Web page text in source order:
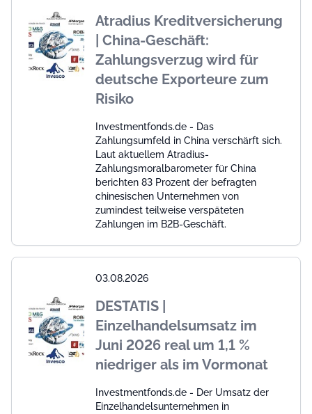
Atradius Kreditversicherung
| China-Geschäft:
Zahlungsverzug wird für
deutsche Exporteure zum
Risiko
Investmentfonds.de - Das
Zahlungsumfeld in China verschärft sich.
Laut aktuellem Atradius-
Zahlungsmoralbarometer für China
berichten 83 Prozent der befragten
chinesischen Unternehmen von
zumindest teilweise verspäteten
Zahlungen im B2B-Geschäft.
03.08.2026
DESTATIS |
Einzelhandelsumsatz im
Juni 2026 real um 1,1 %
niedriger als im Vormonat
Investmentfonds.de - Der Umsatz der
Einzelhandelsunternehmen in